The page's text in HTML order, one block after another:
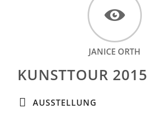
JANICE ORTH
KUNSTTOUR 2015
AUSSTELLUNG